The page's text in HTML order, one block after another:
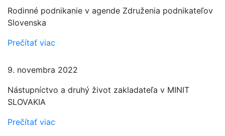
Rodinné podnikanie v agende Združenia podnikateľov
Slovenska
Prečítať viac
9. novembra 2022
Nástupníctvo a druhý život zakladateľa v MINIT
SLOVAKIA
Prečítať viac